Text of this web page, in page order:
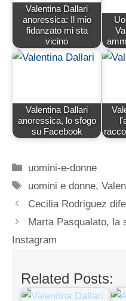
Valentina Dallari
anoressica: Il mio
fidanzato mi sta
vicino
Valentina Dallari
anoressica, lo sfogo
su Facebook
Categorie
uomini-e-donne
Tag
uomini e donne,
Cecilia Rodriguez
Marta Pasqualato, la
Instagram
Related Posts: